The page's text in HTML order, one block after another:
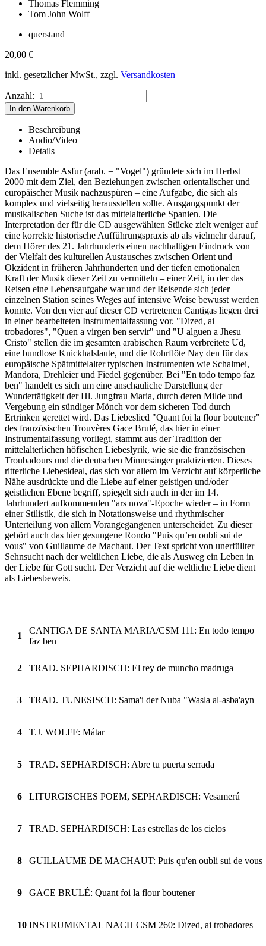
Thomas Flemming
Tom John Wolff
querstand
20,00 €
inkl. gesetzlicher MwSt., zzgl. Versandkosten
Anzahl:
Beschreibung
Audio/Video
Details
Das Ensemble Asfur (arab. = "Vogel") gründete sich im Herbst
2000 mit dem Ziel, den Beziehungen zwischen orientalischer und
europäischer Musik nachzuspüren – eine Aufgabe, die sich als
komplex und vielseitig herausstellen sollte. Ausgangspunkt der
musikalischen Suche ist das mittelalterliche Spanien. Die
Interpretation der für die CD ausgewählten Stücke zielt weniger auf
eine korrekte historische Aufführungspraxis ab als vielmehr darauf,
dem Hörer des 21. Jahrhunderts einen nachhaltigen Eindruck von
der Vielfalt des kulturellen Austausches zwischen Orient und
Okzident in früheren Jahrhunderten und der tiefen emotionalen
Kraft der Musik dieser Zeit zu vermitteln – einer Zeit, in der das
Reisen eine Lebensaufgabe war und der Reisende sich jeder
einzelnen Station seines Weges auf intensive Weise bewusst werden
konnte. Von den vier auf dieser CD vertretenen Cantigas liegen drei
in einer bearbeiteten Instrumentalfassung vor. "Dized, ai
trobadores", "Quen a virgen ben servir" und "U alguen a Jhesu
Cristo" stellen die im gesamten arabischen Raum verbreitete Ud,
eine bundlose Knickhalslaute, und die Rohrflöte Nay den für das
europäische Spätmittelalter typischen Instrumenten wie Schalmei,
Mandora, Drehleier und Fiedel gegenüber. Bei "En todo tempo faz
ben" handelt es sich um eine anschauliche Darstellung der
Wundertätigkeit der Hl. Jungfrau Maria, durch deren Milde und
Vergebung ein sündiger Mönch vor dem sicheren Tod durch
Ertrinken gerettet wird. Das Liebeslied "Quant foi la flour boutener"
des französischen Trouvères Gace Brulé, das hier in einer
Instrumentalfassung vorliegt, stammt aus der Tradition der
mittelalterlichen höfischen Liebeslyrik, wie sie die französischen
Troubadours und die deutschen Minnesänger praktizierten. Dieses
ritterliche Liebesideal, das sich vor allem im Verzicht auf körperliche
Nähe ausdrückte und die Liebe auf einer geistigen und/oder
geistlichen Ebene begriff, spiegelt sich auch in der im 14.
Jahrhundert aufkommenden "ars nova"-Epoche wieder – in Form
einer Stilistik, die sich in Notationsweise und rhythmischer
Unterteilung von allem Vorangegangenen unterscheidet. Zu dieser
gehört auch das hier gesungene Rondo "Puis qu’en oubli sui de
vous" von Guillaume de Machaut. Der Text spricht von unerfüllter
Sehnsucht nach der weltlichen Liebe, die als Ausweg ein Leben in
der Liebe für Gott sucht. Der Verzicht auf die weltliche Liebe dient
als Liebesbeweis.
1
CANTIGA DE SANTA MARIA/CSM 111: En todo tempo
faz ben
2 TRAD. SEPHARDISCH: El rey de muncho madruga
3 TRAD. TUNESISCH: Sama'i der Nuba "Wasla al-asba'ayn
4 T.J. WOLFF: Mátar
5 TRAD. SEPHARDISCH: Abre tu puerta serrada
6 LITURGISCHES POEM, SEPHARDISCH: Vesamerú
7 TRAD. SEPHARDISCH: Las estrellas de los cielos
8 GUILLAUME DE MACHAUT: Puis qu'en oubli sui de vous
9 GACE BRULÉ: Quant foi la flour boutener
10 INSTRUMENTAL NACH CSM 260: Dized, ai trobadores